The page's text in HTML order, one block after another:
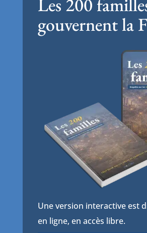
gouvernent la
Une version interactive est
en ligne, en accès libre.